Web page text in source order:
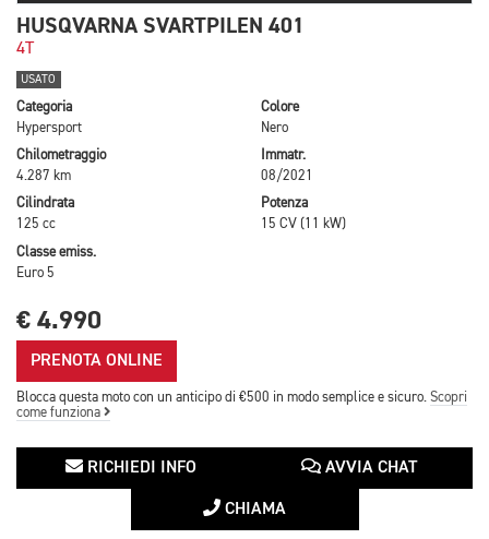
HUSQVARNA SVARTPILEN 401
4T
USATO
Categoria
Hypersport
Colore
Nero
Chilometraggio
4.287 km
Immatr.
08/2021
Cilindrata
125 cc
Potenza
15 CV (11 kW)
Classe emiss.
Euro 5
€ 4.990
PRENOTA ONLINE
Blocca questa moto con un anticipo di €500 in modo semplice e sicuro. Scopri
come funziona
RICHIEDI INFO AVVIA CHAT
CHIAMA